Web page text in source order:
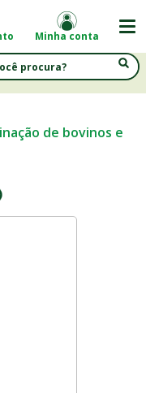
Minha conta
de bovinos e